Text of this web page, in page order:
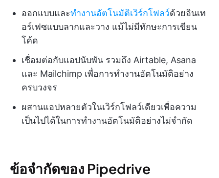
ออกแบบและทำงานอัตโนมัติเวิร์กโฟลว์ด้วยอินเท
อร์เฟซแบบลากและวาง แม้ไม่มีทักษะการเขียน
โค้ด
เชื่อมต่อกับแอปนับพัน รวมถึง Airtable, Asana
และ Mailchimp เพื่อการทำงานอัตโนมัติอย่าง
ครบวงจร
ผสานแอปหลายตัวในเวิร์กโฟลว์เดียวเพื่อความ
เป็นไปได้ในการทำงานอัตโนมัติอย่างไม่จำกัด
ข้อจำกัดของ Pipedrive